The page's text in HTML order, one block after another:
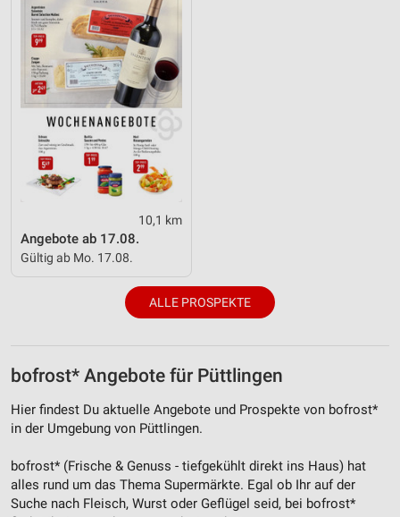
10,1 km
Angebote ab 17.08.
Gültig ab Mo. 17.08.
ALLE PROSPEKTE
bofrost* Angebote für Püttlingen
Hier findest Du aktuelle Angebote und Prospekte von bofrost*
in der Umgebung von Püttlingen.
bofrost* (Frische & Genuss - tiefgekühlt direkt ins Haus) hat
alles rund um das Thema Supermärkte. Egal ob Ihr auf der
Suche nach Fleisch, Wurst oder Geflügel seid, bei bofrost*
Nicht-IAB-Verarbeitungszwecke:
Notwendig
Performance
Funktional
Werbung